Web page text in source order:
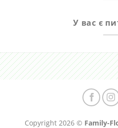
У вас є
Copyright 2026 © Family-